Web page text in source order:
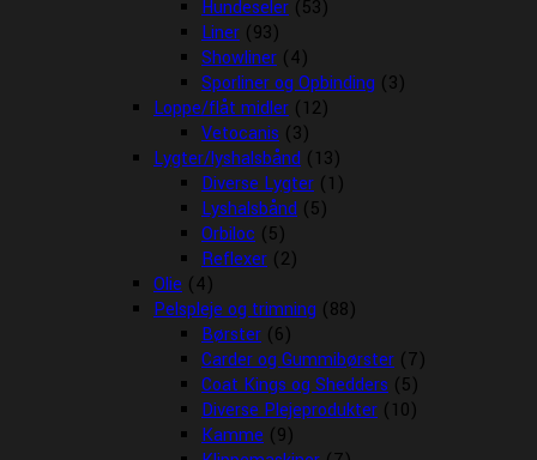
Hundeseler (53)
Liner (93)
Showliner (4)
Sporliner og Opbinding (3)
Loppe/flåt midler (12)
Vetocanis (3)
Lygter/lyshalsbånd (13)
Diverse Lygter (1)
Lyshalsbånd (5)
Orbiloc (5)
Reflexer (2)
Olie (4)
Pelspleje og trimning (88)
Børster (6)
Carder og Gummibørster (7)
Coat Kings og Shedders (5)
Diverse Plejeprodukter (10)
Kamme (9)